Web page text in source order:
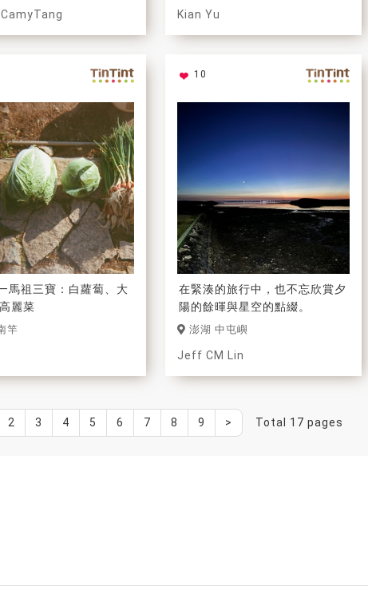
的遺作。
Kian Yu
—馬祖三寶：白蘿蔔、大
麗菜
竿
10
在緊湊的旅行中，也不忘欣賞夕
陽的餘暉與星空的點綴。
澎湖 中屯嶼
Jeff CM Lin
2 3 4 5 6 7 8 9 > Total 17 pages